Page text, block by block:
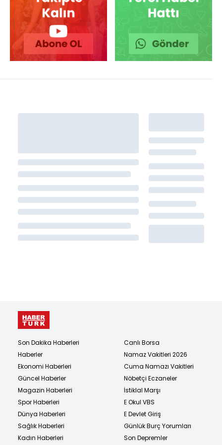
Son Dakika Haberleri
Haberler
Ekonomi Haberleri
Güncel Haberler
Magazin Haberleri
Spor Haberleri
Dünya Haberleri
Sağlık Haberleri
Kadın Haberleri
Canlı Borsa
Namaz Vakitleri 2026
Cuma Namazı Vakitleri
Nöbetçi Eczaneler
İstiklal Marşı
E Okul VBS
E Devlet Giriş
Günlük Burç Yorumları
Son Depremler